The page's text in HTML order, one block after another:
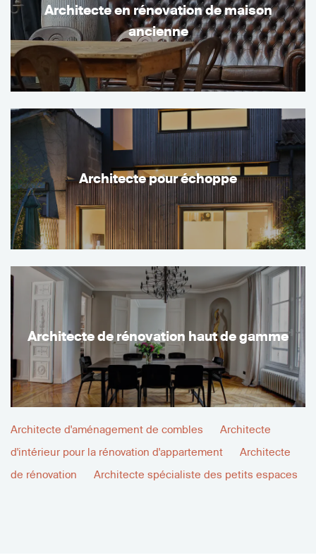
Architecte en rénovation de maison
ancienne
Architecte pour échoppe
Architecte de rénovation haut de gamme
Architecte d'aménagement de combles
Architecte
d'intérieur pour la rénovation d'appartement
Architecte
de rénovation
Architecte spécialiste des petits espaces